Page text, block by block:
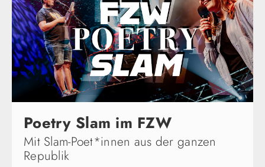
Poetry Slam im FZW
Mit Slam-Poet*innen aus der ganzen
Republik